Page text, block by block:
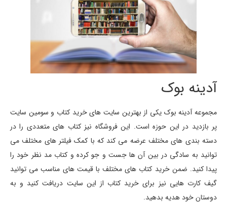
آدینه بوک
مجموعه آدینه بوک یکی از بهترین سایت های خرید کتاب و سومین سایت
پر بازدید در این حوزه است. این فروشگاه نیز کتاب های متعددی را در
دسته بندی های مختلف عرضه می کند که با کمک فیلتر های مختلف می
توانید به سادگی در بین آن ها جست و جو کرده و کتاب مد نظر خود را
پیدا کنید. ضمن خرید کتاب های مختلف با قیمت های مناسب می توانید
گیف کارت هایی نیز برای خرید کتاب از این سایت دریافت کنید و به
دوستان خود هدیه بدهید.